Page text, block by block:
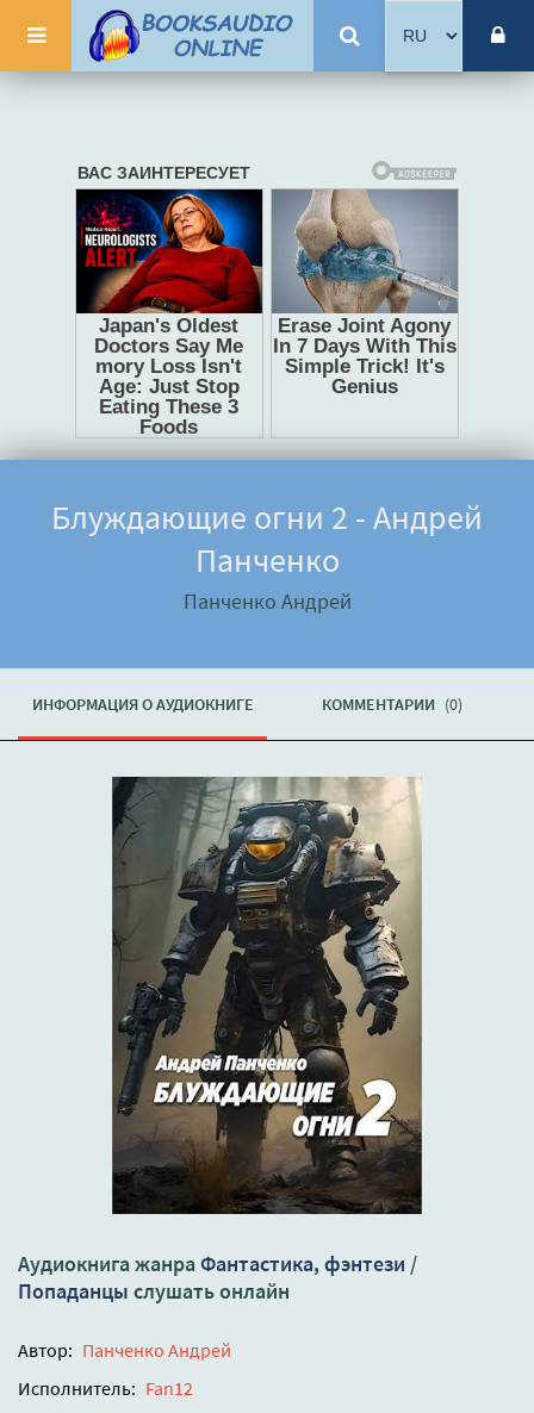
Блуждающие огни 2 - Андрей
Панченко
Панченко Андрей
ИНФОРМАЦИЯ О АУДИОКНИГЕ КОММЕНТАРИИ (0)
Аудиокнига жанра Фантастика, фэнтези /
Попаданцы слушать онлайн
Автор: Панченко Андрей
Исполнитель: Fan12